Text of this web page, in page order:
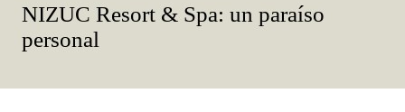
NIZUC Resort & Spa: un paraíso
personal